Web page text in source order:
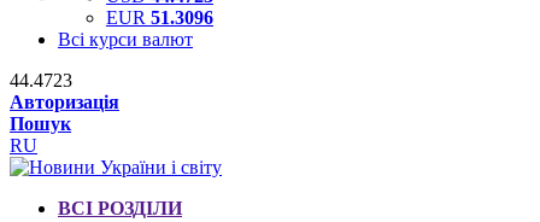
EUR 51.3096
Всі курси валют
44.4723
Авторизація
Пошук
RU
ВСІ РОЗДІЛИ